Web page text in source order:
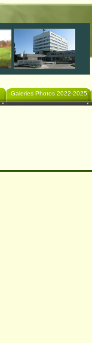
Galeries Photos 2022-2025